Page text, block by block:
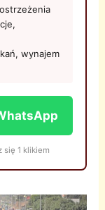
wynajem
się 1 klikiem